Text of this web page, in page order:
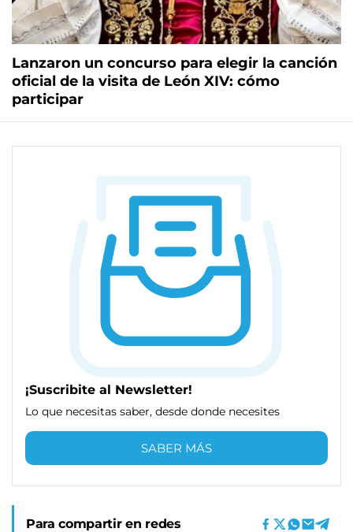
Lanzaron un concurso para elegir la canción
oficial de la visita de León XIV: cómo
participar
¡Suscribite al Newsletter!
Lo que necesitas saber, desde donde necesites
SABER MÁS
Para compartir en redes